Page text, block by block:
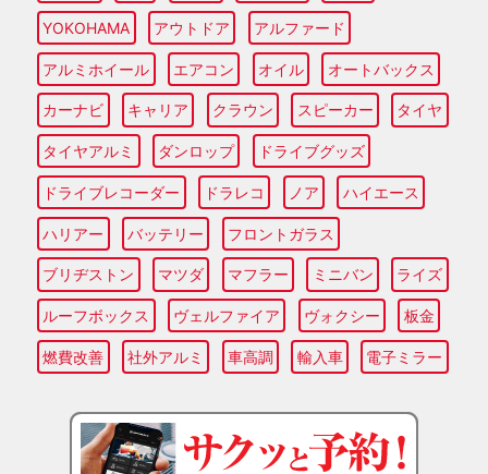
YOKOHAMA アウトドア アルファード
アルミホイール エアコン オイル オートバックス
カーナビ キャリア クラウン スピーカー タイヤ
タイヤアルミ ダンロップ ドライブグッズ
ドライブレコーダー ドラレコ ノア ハイエース
ハリアー バッテリー フロントガラス
ブリヂストン マツダ マフラー ミニバン ライズ
ルーフボックス ヴェルファイア ヴォクシー 板金
燃費改善 社外アルミ 車高調 輸入車 電子ミラー